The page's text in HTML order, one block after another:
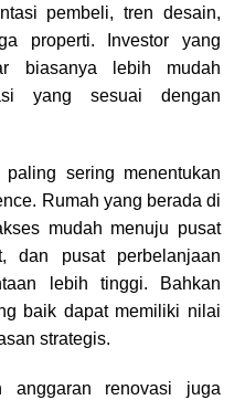
pembeli, tren desain,
properti. Investor yang
biasanya lebih mudah
yang sesuai dengan
sering menentukan
Rumah yang berada di
mudah menuju pusat
dan pusat perbelanjaan
lebih tinggi. Bahkan
baik dapat memiliki nilai
strategis.
anggaran renovasi juga